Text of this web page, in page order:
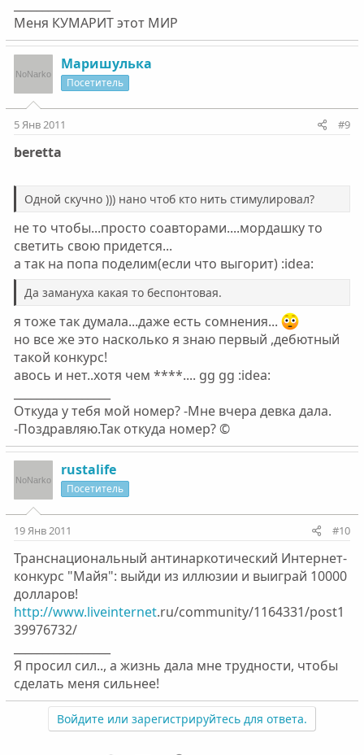
Меня КУМАРИТ этот МИР
Маришулька
Посетитель
5 Янв 2011 #9
beretta
Одной скучно ))) нано чтоб кто нить стимулировал?
не то чтобы...просто соавторами....мордашку то
светить свою придется...
а так на попа поделим(если что выгорит) :idea:
Да замануха какая то беспонтовая.
я тоже так думала...даже есть сомнения...
но все же это насколько я знаю первый ,дебютный
такой конкурс!
авось и нет..хотя чем ****.... gg gg :idea:
Откуда у тебя мой номер? -Мне вчера девка дала.
-Поздравляю.Так откуда номер? ©
rustalife
Посетитель
19 Янв 2011 #10
Транснациональный антинаркотический Интернет-
конкурс "Майя": выйди из иллюзии и выиграй 10000
долларов!
http://www.liveinternet.ru/community/1164331/post1
39976732/
Я просил сил.., а жизнь дала мне трудности, чтобы
сделать меня сильнее!
Войдите или зарегистрируйтесь для ответа.